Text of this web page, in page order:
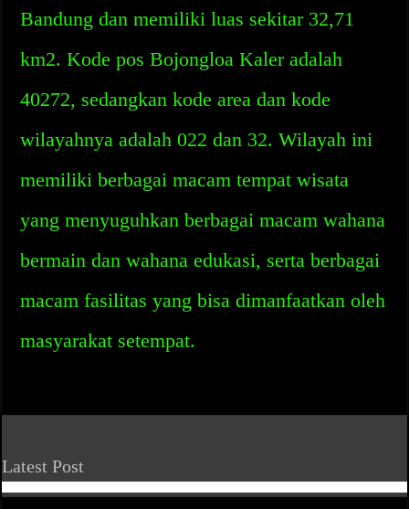
Bandung dan memiliki luas sekitar 32,71
km2. Kode pos Bojongloa Kaler adalah
40272, sedangkan kode area dan kode
wilayahnya adalah 022 dan 32. Wilayah ini
memiliki berbagai macam tempat wisata
yang menyuguhkan berbagai macam wahana
bermain dan wahana edukasi, serta berbagai
macam fasilitas yang bisa dimanfaatkan oleh
masyarakat setempat.
Latest Post